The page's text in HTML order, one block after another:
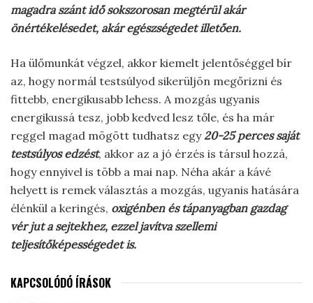
magadra szánt idő sokszorosan megtérül akár
önértékelésedet, akár egészségedet illetően.
Ha ülőmunkát végzel, akkor kiemelt jelentőséggel bír
az, hogy normál testsúlyod sikerüljön megőrizni és
fittebb, energikusabb lehess. A mozgás ugyanis
energikussá tesz, jobb kedved lesz tőle, és ha már
reggel magad mögött tudhatsz egy20-25 perces saját
testsúlyos edzést, akkor az a jó érzés is társul hozzá,
hogy ennyivel is több a mai nap. Néha akár a kávé
helyett is remek választás a mozgás, ugyanis hatására
élénkül a keringés, oxigénben és tápanyagban gazdag
vér jut a sejtekhez, ezzel javítva szellemi
teljesítőképességedet is.
KAPCSOLÓDÓ ÍRÁSOK